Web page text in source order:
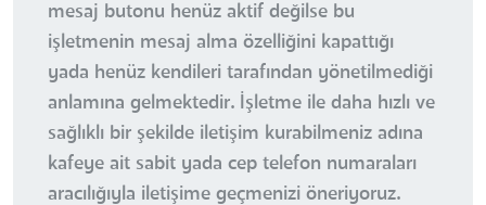
mesaj butonu henüz aktif değilse bu
işletmenin mesaj alma özelliğini kapattığı
yada henüz kendileri tarafından yönetilmediği
anlamına gelmektedir. İşletme ile daha hızlı ve
sağlıklı bir şekilde iletişim kurabilmeniz adına
kafeye ait sabit yada cep telefon numaraları
aracılığıyla iletişime geçmenizi öneriyoruz.